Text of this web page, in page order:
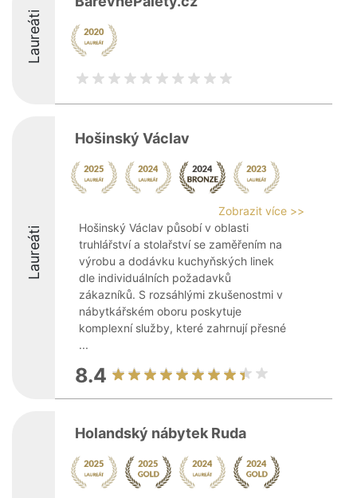
Laureáti
Laureáti
Hošinský Václav
Zobrazit více >>
Hošinský Václav působí v oblasti
truhlářství a stolařství se zaměřením na
výrobu a dodávku kuchyňských linek
dle individuálních požadavků
zákazníků. S rozsáhlými zkušenostmi v
nábytkářském oboru poskytuje
komplexní služby, které zahrnují přesné
...
8.4
Holandský nábytek Ruda